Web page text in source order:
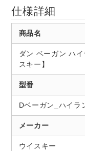
仕様詳細
商品名
ダン ベーガン ハ
スキー】
型番
Dベーガン_ハイラ
メーカー
ウイスキー